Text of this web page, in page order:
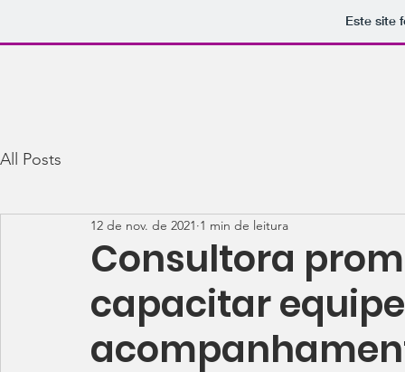
Este site
All Posts
Consultora
capacitar
12 de nov. de 2021 1 min de leitura